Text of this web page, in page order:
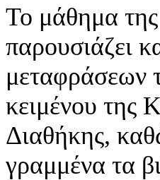
Το μάθημα της
παρουσιάζει
μεταφράσεων
κειμένου της
Διαθήκης,
γραμμένα τα